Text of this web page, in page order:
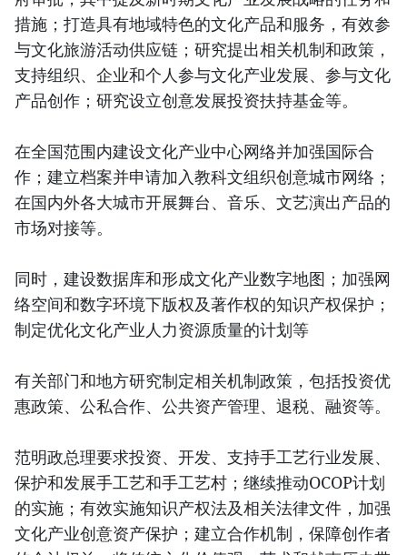
措施；打造具有地域特色的文化产品和服务，有效参
与文化旅游活动供应链；研究提出相关机制和政策，
支持组织、企业和个人参与文化产业发展、参与文化
产品创作；研究设立创意发展投资扶持基金等。
在全国范围内建设文化产业中心网络并加强国际合
作；建立档案并申请加入教科文组织创意城市网络；
在国内外各大城市开展舞台、音乐、文艺演出产品的
市场对接等。
同时，建设数据库和形成文化产业数字地图；加强网
络空间和数字环境下版权及著作权的知识产权保护；
制定优化文化产业人力资源质量的计划等
有关部门和地方研究制定相关机制政策，包括投资优
惠政策、公私合作、公共资产管理、退税、融资等。
范明政总理要求投资、开发、支持手工艺行业发展、
保护和发展手工艺和手工艺村；继续推动OCOP计划
的实施；有效实施知识产权法及相关法律文件，加强
文化产业创意资产保护；建立合作机制，保障创作者